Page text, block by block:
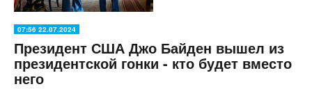
07:56 22.07.2024
Президент США Джо Байден вышел из
президентской гонки - кто будет вместо
него